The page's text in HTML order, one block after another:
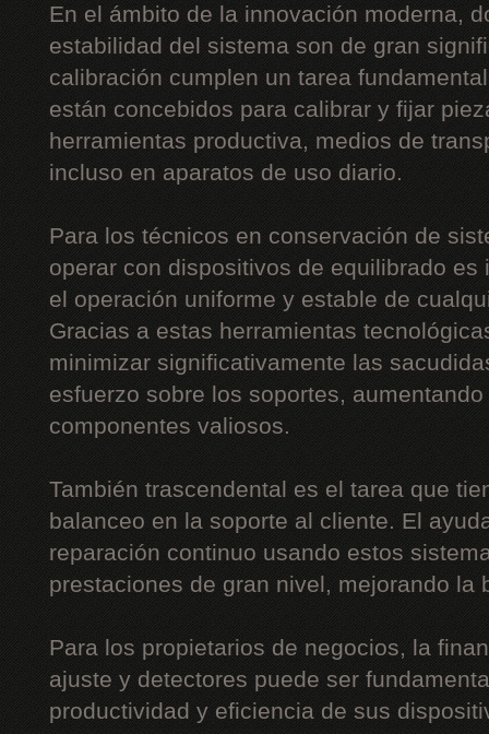
En el ámbito de la innovación moderna,
estabilidad del sistema son de gran
calibración cumplen un tarea
están concebidos para calibrar y fijar
herramientas productiva, medios de
incluso en aparatos de uso diario.
Para los técnicos en conservación de
operar con dispositivos de equilibrado es
el operación uniforme y estable de
Gracias a estas herramientas
minimizar significativamente las
esfuerzo sobre los soportes,
componentes valiosos.
También trascendental es el tarea que
balanceo en la soporte al cliente. El
reparación continuo usando estos
prestaciones de gran nivel, mejorando la
Para los propietarios de negocios, la
ajuste y detectores puede ser
productividad y eficiencia de sus